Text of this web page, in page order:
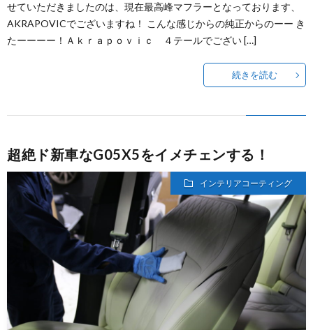
せていただきましたのは、現在最高峰マフラーとなっております、
AKRAPOVICでございますね！ こんな感じからの純正からのーー き
たーーーー！Ａｋｒａｐｏｖｉｃ ４テールでござい […]
続きを読む
超絶ド新車なG05X5をイメチェンする！
インテリアコーティング